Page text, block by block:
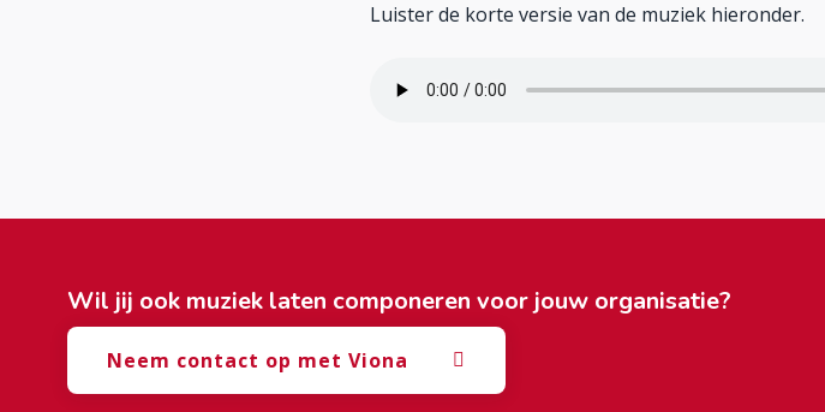
Luister de korte versie van de muziek hieronder.
Wil jij ook muziek laten componeren voor jouw organisatie?
Neem contact op met Viona